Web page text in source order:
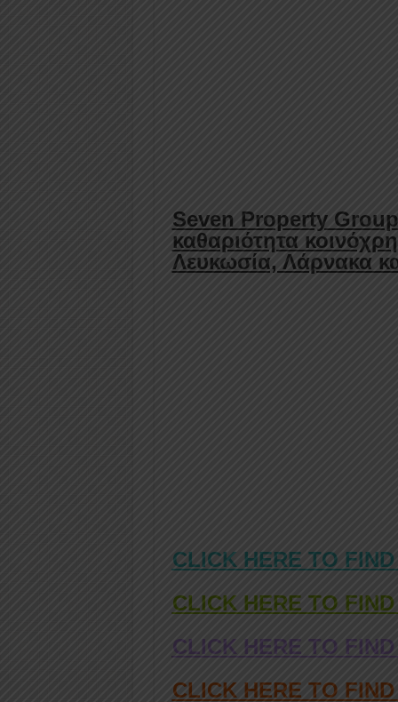
Seven Property
καθαριότητα
Λευκωσία, Λάρνακα
CLICK HERE TO
CLICK HERE TO
CLICK HERE TO
CLICK HERE TO